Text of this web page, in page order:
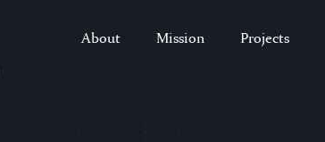
About Mission Projects